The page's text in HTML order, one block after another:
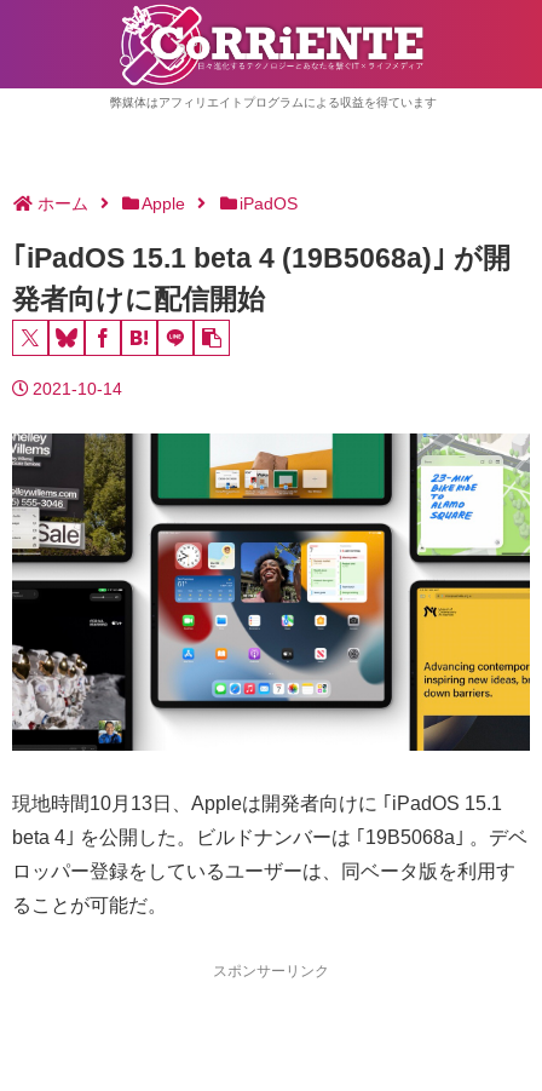
弊媒体はアフィリエイトプログラムによる収益を得ています
ホーム Apple iPadOS
｢iPadOS 15.1 beta 4 (19B5068a)｣ が開
発者向けに配信開始
2021-10-14
現地時間10月13日、Appleは開発者向けに ｢iPadOS 15.1
beta 4｣ を公開した。ビルドナンバーは ｢19B5068a｣ 。デベ
ロッパー登録をしているユーザーは、同ベータ版を利用す
ることが可能だ。
スポンサーリンク